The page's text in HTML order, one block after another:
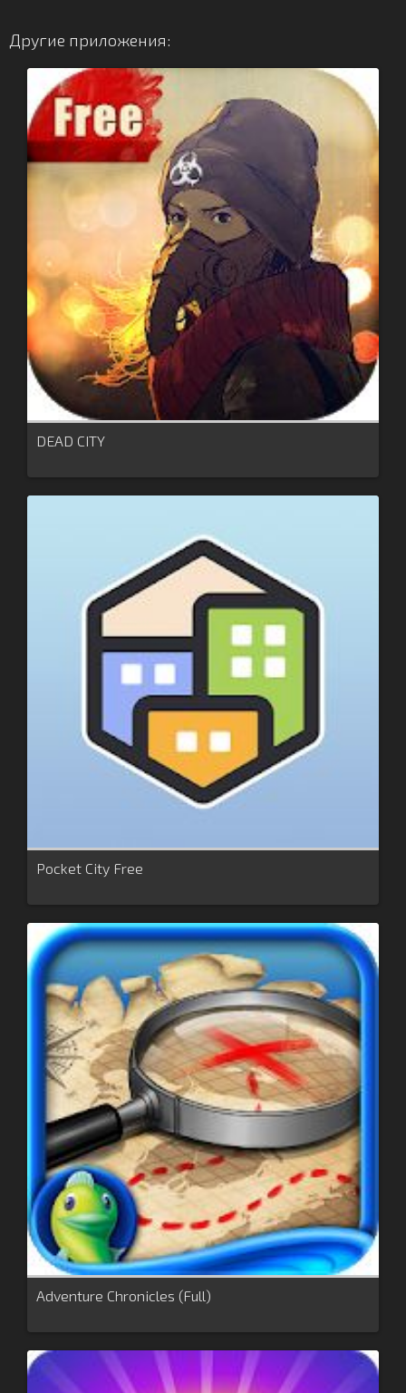
Другие приложения:
DEAD CITY
Pocket City Free
Adventure Chronicles (Full)